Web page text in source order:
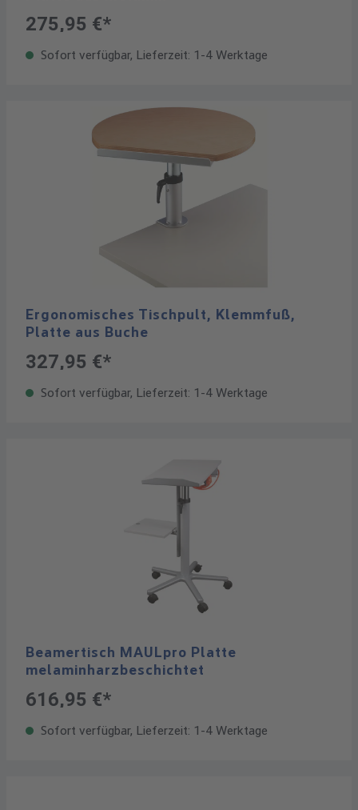
275,95 €*
Sofort verfügbar, Lieferzeit: 1-4 Werktage
Ergonomisches Tischpult, Klemmfuß,
Platte aus Buche
327,95 €*
Sofort verfügbar, Lieferzeit: 1-4 Werktage
Beamertisch MAULpro Platte
melaminharzbeschichtet
616,95 €*
Sofort verfügbar, Lieferzeit: 1-4 Werktage